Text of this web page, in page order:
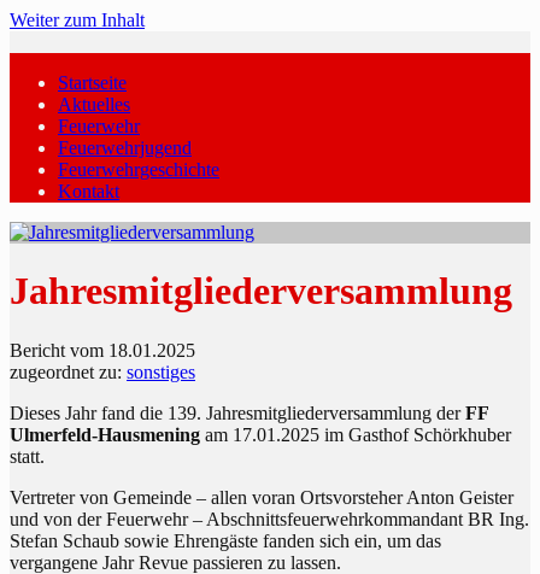
Weiter zum Inhalt
Startseite
Aktuelles
Feuerwehr
Feuerwehrjugend
Feuerwehrgeschichte
Kontakt
Jahresmitgliederversammlung
Bericht vom 18.01.2025
zugeordnet zu: sonstiges
Dieses Jahr fand die 139. Jahresmitgliederversammlung derFF
Ulmerfeld-Hausmening am 17.01.2025 im Gasthof Schörkhuber
statt.
Vertreter von Gemeinde – allen voran Ortsvorsteher Anton Geister
und von der Feuerwehr – Abschnittsfeuerwehrkommandant BR Ing.
Stefan Schaub sowie Ehrengäste fanden sich ein, um das
vergangene Jahr Revue passieren zu lassen.